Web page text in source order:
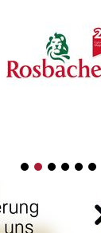
1 2 3 4 5 6